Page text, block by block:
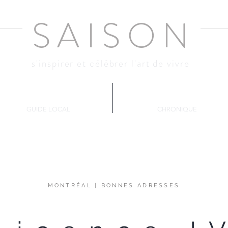
SAISO N
CHRONIQUE
GUIDE LOCAL
MONTRÉAL | BONNES ADRESSES